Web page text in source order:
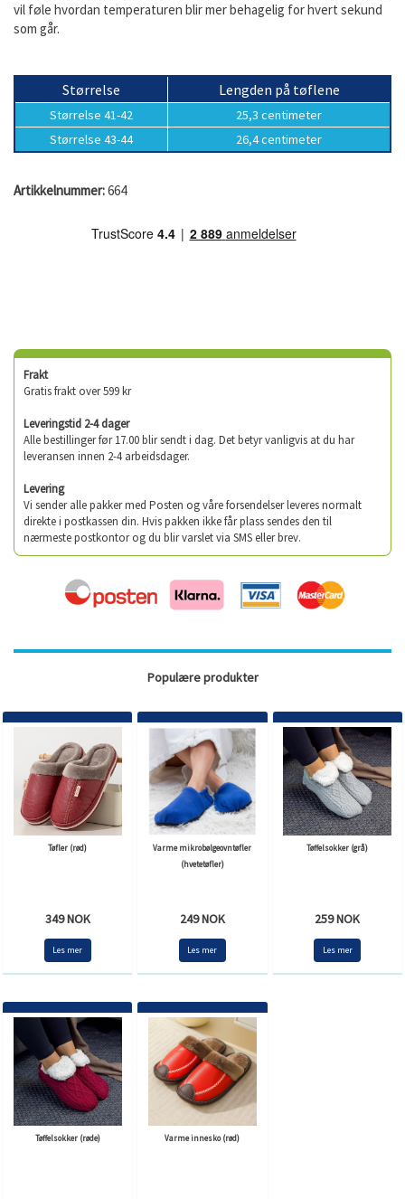
vil føle hvordan temperaturen blir mer behagelig for hvert sekund
som går.
Størrelse Lengden på tøflene
Størrelse 41-42
25,3 centimeter
Størrelse 43-44
26,4 centimeter
Artikkelnummer:664
Frakt
Gratis frakt over 599 kr
Leveringstid 2-4 dager
Alle bestillinger før 17.00 blir sendt i dag. Det betyr vanligvis at du har
leveransen innen 2-4 arbeidsdager.
Levering
Vi sender alle pakker med Posten og våre forsendelser leveres normalt
direkte i postkassen din. Hvis pakken ikke får plass sendes den til
nærmeste postkontor og du blir varslet via SMS eller brev.
Populære produkter
Tøfler (rød)
349 NOK
Les mer
Varme mikrobølgeovntøfler
(hvetetøfler)
249 NOK
Les mer
Tøffelsokker (grå)
259 NOK
Les mer
Tøffelsokker (røde) Varme innesko (rød)